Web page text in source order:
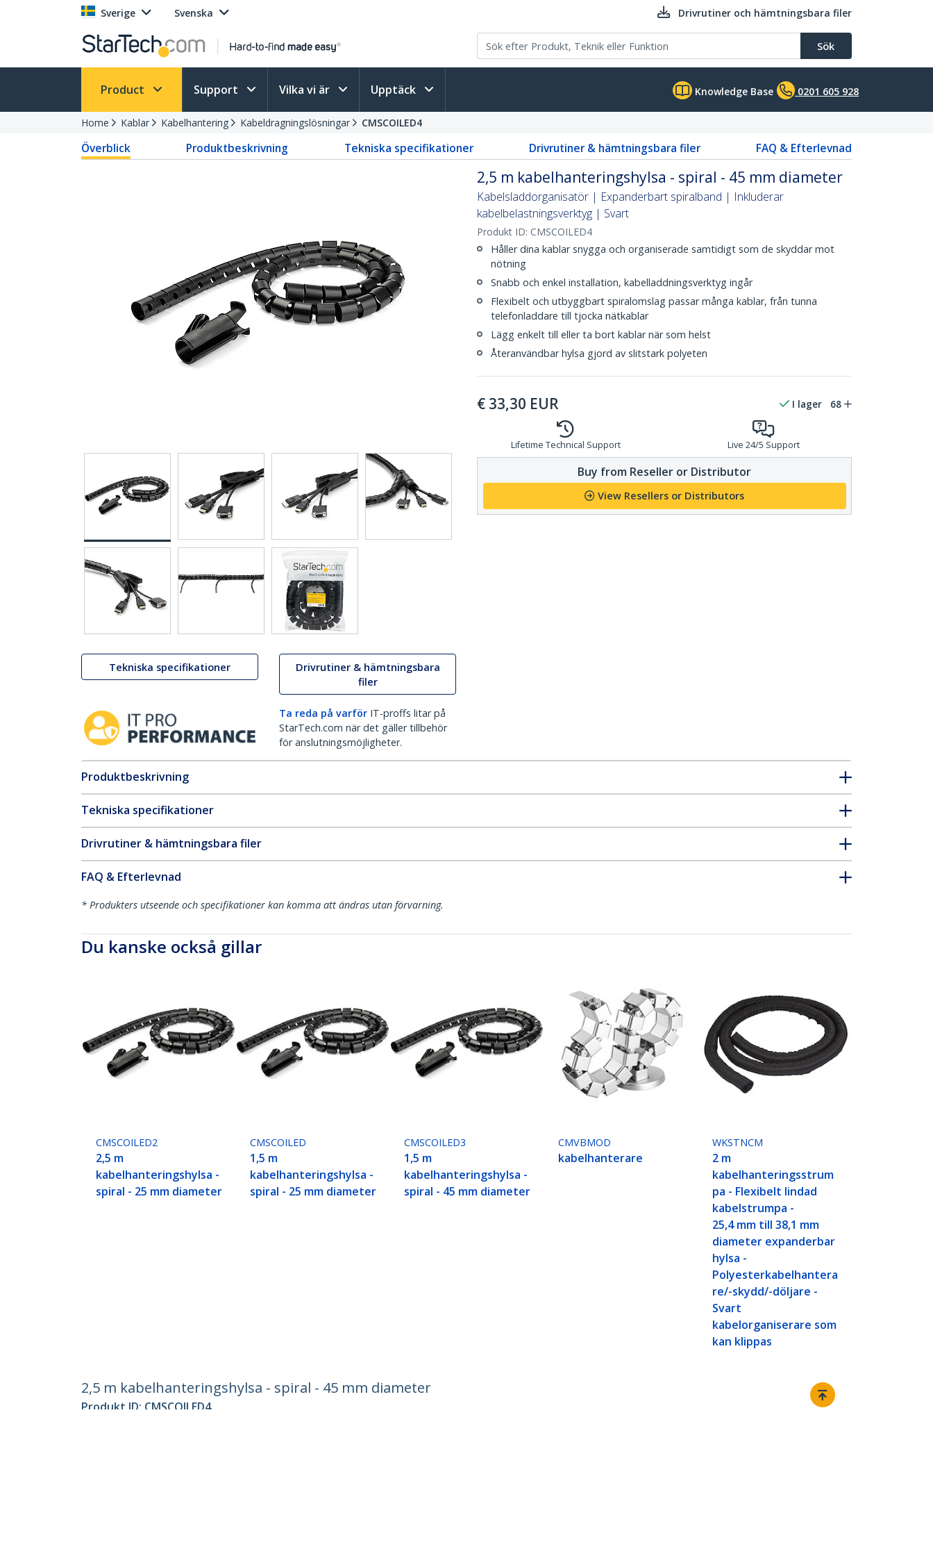
Sverige Svenska Drivrutiner och hämtningsbara filer
Sök
Product Support Vilka vi är Upptäck Knowledge Base 0201 605 928
Home Kablar Kabelhantering Kabeldragningslösningar CMSCOILED4
Överblick Produktbeskrivning Tekniska specifikationer Drivrutiner & hämtningsbara filer FAQ & Efterlevnad
Tekniska specifikationer
Drivrutiner & hämtningsbara
filer
Ta reda på varför IT-proffs litar på
StarTech.com när det gäller tillbehör
för anslutningsmöjligheter.
2,5 m kabelhanteringshylsa - spiral - 45 mm diameter
Kabelsladdorganisatör | Expanderbart spiralband | Inkluderar
kabelbelastningsverktyg | Svart
Produkt ID: CMSCOILED4
Håller dina kablar snygga och organiserade samtidigt som de skyddar mot
nötning
Snabb och enkel installation, kabelladdningsverktyg ingår
Flexibelt och utbyggbart spiralomslag passar många kablar, från tunna
telefonladdare till tjocka nätkablar
Lägg enkelt till eller ta bort kablar när som helst
Återanvändbar hylsa gjord av slitstark polyeten
€ 33,30 EUR I lager 68
Lifetime Technical Support Live 24/5 Support
Buy from Reseller or Distributor
View Resellers or Distributors
Produktbeskrivning
Tekniska specifikationer
Drivrutiner & hämtningsbara filer
FAQ & Efterlevnad
* Produkters utseende och specifikationer kan komma att ändras utan förvarning.
Du kanske också gillar
CMSCOILED2
2,5 m
kabelhanteringshylsa -
spiral - 25 mm diameter
CMSCOILED
1,5 m
kabelhanteringshylsa -
spiral - 25 mm diameter
CMSCOILED3
1,5 m
kabelhanteringshylsa -
spiral - 45 mm diameter
CMVBMOD
kabelhanterare
WKSTNCM
2 m
kabelhanteringsstrum
pa - Flexibelt lindad
kabelstrumpa -
25,4 mm till 38,1 mm
diameter expanderbar
hylsa -
Polyesterkabelhantera
re/-skydd/-döljare -
Svart
kabelorganiserare som
kan klippas
2,5 m kabelhanteringshylsa - spiral - 45 mm diameter
Produkt ID: CMSCOILED4